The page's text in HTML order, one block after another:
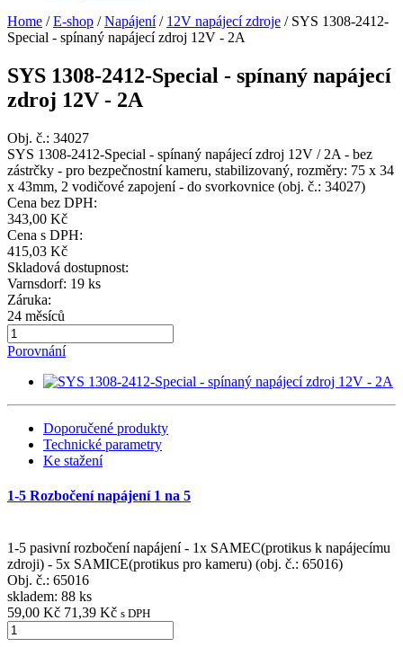
Home / E-shop / Napájení / 12V napájecí zdroje /SYS 1308-2412-
Special - spínaný napájecí zdroj 12V - 2A
SYS 1308-2412-Special - spínaný napájecí
zdroj 12V - 2A
Obj. č.: 34027
SYS 1308-2412-Special - spínaný napájecí zdroj 12V / 2A - bez
zástrčky - pro bezpečnostní kameru, stabilizovaný, rozměry: 75 x 34
x 43mm, 2 vodičové zapojení - do svorkovnice (obj. č.: 34027)
Cena bez DPH:
343,00 Kč
Cena s DPH:
415,03 Kč
Skladová dostupnost:
Varnsdorf: 19 ks
Záruka:
24 měsíců
Porovnání
Doporučené produkty
Technické parametry
Ke stažení
1-5 Rozbočení napájení 1 na 5
1-5 pasivní rozbočení napájení - 1x SAMEC(protikus k napájecímu
zdroji) - 5x SAMICE(protikus pro kameru) (obj. č.: 65016)
Obj. č.: 65016
skladem: 88 ks
59,00 Kč 71,39 Kč s DPH